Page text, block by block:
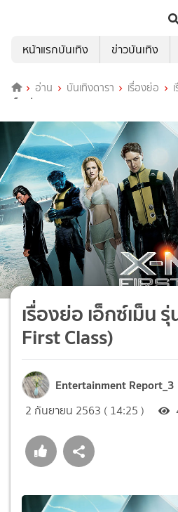
หน้าแรกบันเทิง
ข่าวบันเทิง
อ่าน บันเทิงดารา เรื่องย่อ
เม็น รุ่น 1 (X-Men: First Class)
เรื่องย่อ เอ็กซ์เม็น
First Class)
Entertainment Report_3
2 กันยายน 2563 ( 14:25 )